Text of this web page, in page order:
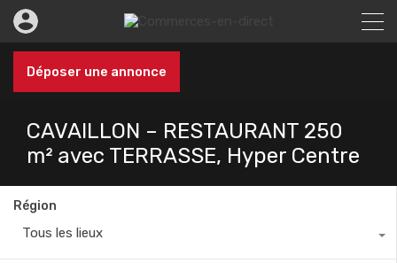
Déposer une annonce
CAVAILLON – RESTAURANT 250
m² avec TERRASSE, Hyper Centre
Région
Tous les lieux